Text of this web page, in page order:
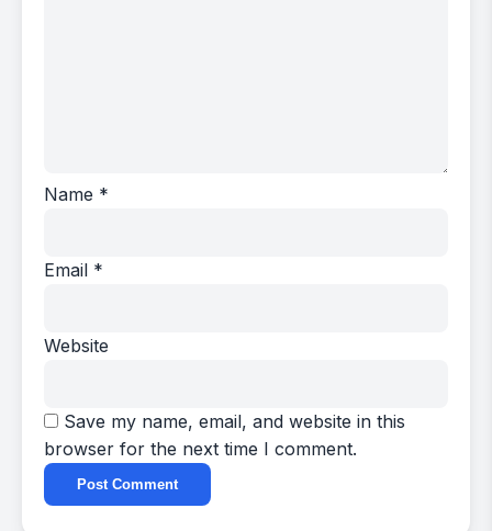
Name *
Email *
Website
Save my name, email, and website in this
browser for the next time I comment.